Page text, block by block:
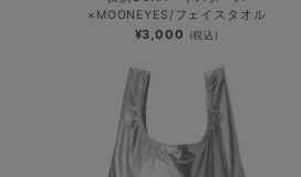
×MOONEYES/フェイスタオル
¥3,000 (税込)